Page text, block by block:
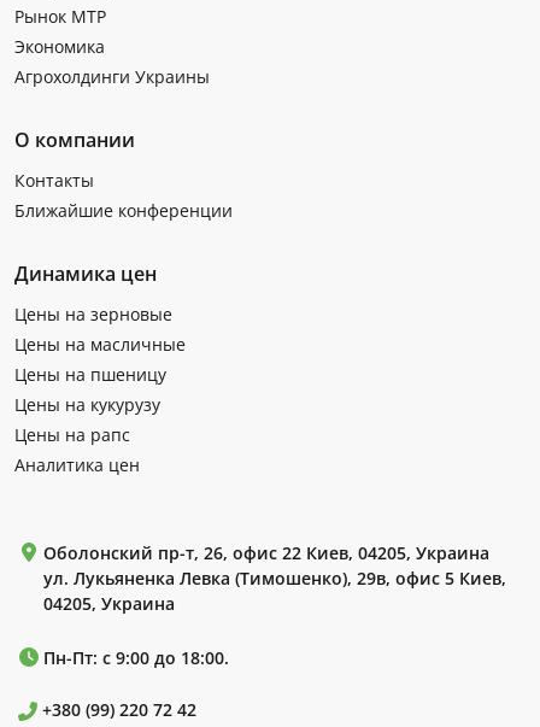
Рынок МТР
Экономика
Агрохолдинги Украины
О компании
Контакты
Ближайшие конференции
Динамика цен
Цены на зерновые
Цены на масличные
Цены на пшеницу
Цены на кукурузу
Цены на рапс
Аналитика цен
Оболонский пр-т, 26, офис 22 Киев, 04205, Украина
ул. Лукьяненка Левка (Тимошенко), 29в, офис 5 Киев,
04205, Украина
Пн-Пт: с 9:00 до 18:00.
+380 (99) 220 72 42